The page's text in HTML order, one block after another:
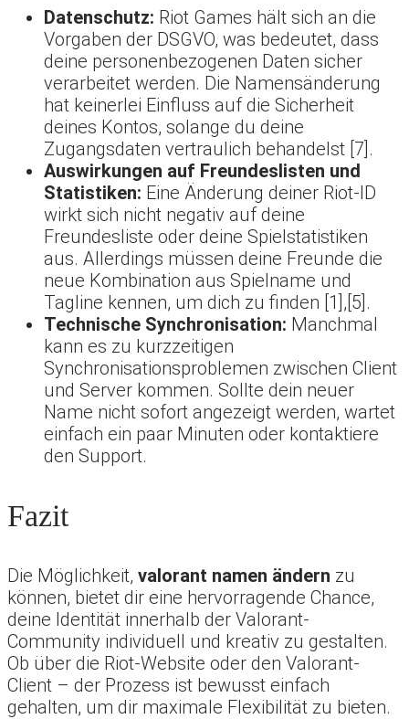
Datenschutz: Riot Games hält sich an die
Vorgaben der DSGVO, was bedeutet, dass
deine personenbezogenen Daten sicher
verarbeitet werden. Die Namensänderung
hat keinerlei Einfluss auf die Sicherheit
deines Kontos, solange du deine
Zugangsdaten vertraulich behandelst [7].
Auswirkungen auf Freundeslisten und
Statistiken: Eine Änderung deiner Riot-ID
wirkt sich nicht negativ auf deine
Freundesliste oder deine Spielstatistiken
aus. Allerdings müssen deine Freunde die
neue Kombination aus Spielname und
Tagline kennen, um dich zu finden [1],[5].
Technische Synchronisation: Manchmal
kann es zu kurzzeitigen
Synchronisationsproblemen zwischen Client
und Server kommen. Sollte dein neuer
Name nicht sofort angezeigt werden, wartet
einfach ein paar Minuten oder kontaktiere
den Support.
Fazit
Die Möglichkeit, valorant namen ändern zu
können, bietet dir eine hervorragende Chance,
deine Identität innerhalb der Valorant-
Community individuell und kreativ zu gestalten.
Ob über die Riot-Website oder den Valorant-
Client – der Prozess ist bewusst einfach
gehalten, um dir maximale Flexibilität zu bieten.